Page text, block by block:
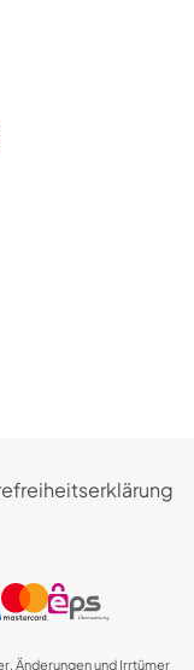
Änderungen und Irrtümer